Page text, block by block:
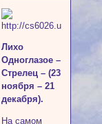
Лихо
Одноглазое –
Стрелец – (23
ноября – 21
декабря).
На самом